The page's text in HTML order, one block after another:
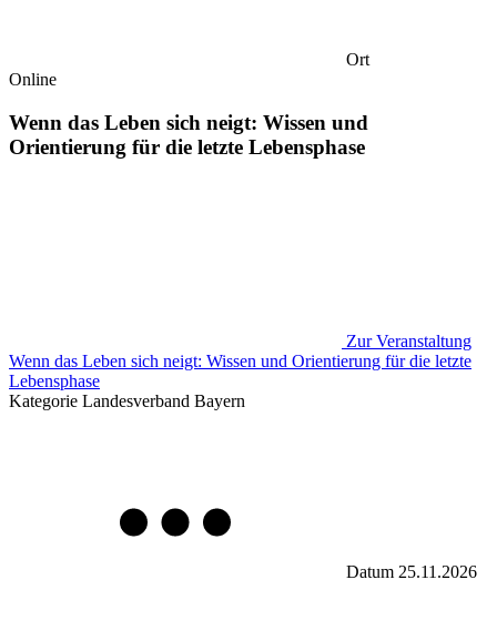
Ort
Online
Wenn das Leben sich neigt: Wissen und
Orientierung für die letzte Lebensphase
Zur Veranstaltung
Wenn das Leben sich neigt: Wissen und Orientierung für die letzte
Lebensphase
Kategorie Landesverband Bayern
Datum 25.11.2026